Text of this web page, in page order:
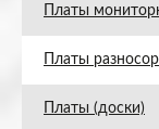
Платы
Платы
Платы (доски)